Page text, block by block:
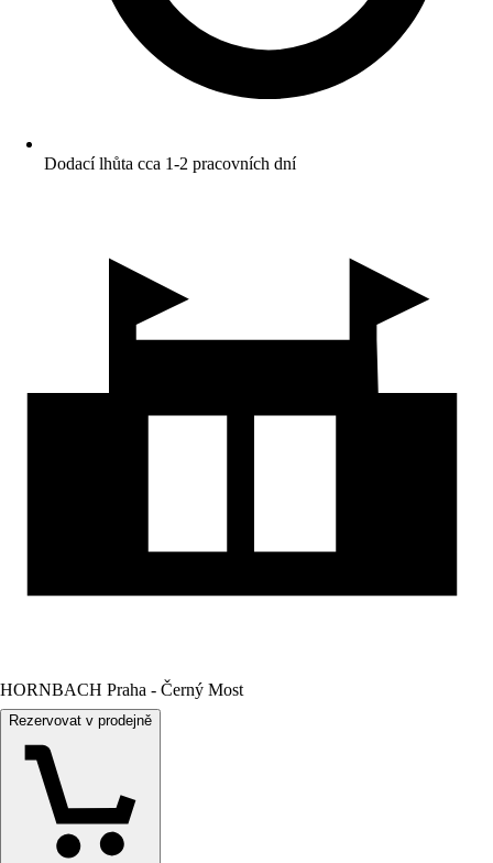
Dodací lhůta cca 1-2 pracovních dní
HORNBACH Praha - Černý Most
Rezervovat v prodejně